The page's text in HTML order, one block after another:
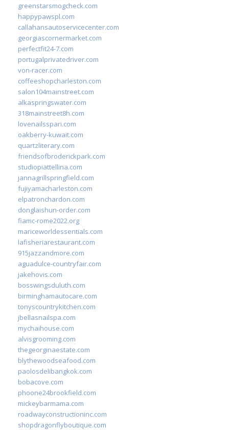
greenstarsmogcheck.com
happypawspl.com
callahansautoservicecenter.com
georgiascornermarket.com
perfectfit24-7.com
portugalprivatedriver.com
von-racer.com
coffeeshopcharleston.com
salon104mainstreet.com
alkaspringswater.com
318mainstreet8h.com
lovenailsspari.com
oakberry-kuwait.com
quartzliterary.com
friendsofbroderickpark.com
studiopiattellina.com
jannagrillspringfield.com
fujiyamacharleston.com
elpatronchardon.com
donglaishun-order.com
fiamc-rome2022.org
mariceworldessentials.com
lafisheriarestaurant.com
915jazzandmore.com
aguadulce-countryfair.com
jakehovis.com
bosswingsduluth.com
birminghamautocare.com
tonyscountrykitchen.com
jbellasnailspa.com
mychaihouse.com
alvisgrooming.com
thegeorginaestate.com
blythewoodseafood.com
paolosdelibangkok.com
bobacove.com
phoone24brookfield.com
mickeybarmama.com
roadwayconstructioninc.com
shopdragonflyboutique.com